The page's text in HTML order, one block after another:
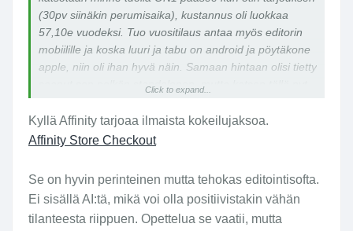
(30pv siinäkin perumisaika), kustannus oli luokkaa
57,10e vuodeksi. Tuo vuositilaus antaa myös editorin
mobiilille ja koska luuri ja tabu on android ja pöytäkone
apple, niin oli ihan hyvä näin. Samaan hintaan olisi tietty
saanut sen pelkän standalonen, mutta katson tällä nyt
kuitenkin hieman edesauttaa käyttöä, seurailen DxO
tarjouksia syssymmällä. Affinityä kokeilin laittaa, mutta
tutustumatta.
Click to expand...
Kyllä Affinity tarjoaa ilmaista kokeilujaksoa.
Affinity Store Checkout
Se on hyvin perinteinen mutta tehokas editointisofta.
Ei sisällä AI:tä, mikä voi olla positiivistakin vähän
tilanteesta riippuen. Opettelua se vaatii, mutta